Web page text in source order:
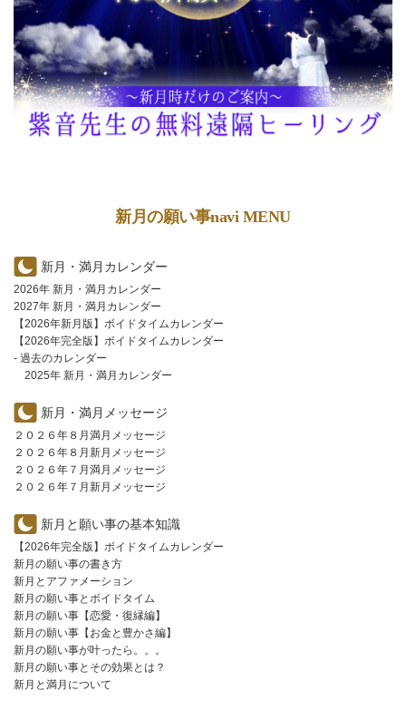
新月の願い事navi MENU
新月・満月カレンダー
2026年 新月・満月カレンダー
2027年 新月・満月カレンダー
【2026年新月版】ボイドタイムカレンダー
【2026年完全版】ボイドタイムカレンダー
- 過去のカレンダー
2025年 新月・満月カレンダー
新月・満月メッセージ
２０２６年８月満月メッセージ
２０２６年８月新月メッセージ
２０２６年７月満月メッセージ
２０２６年７月新月メッセージ
新月と願い事の基本知識
【2026年完全版】ボイドタイムカレンダー
新月の願い事の書き方
新月とアファメーション
新月の願い事とボイドタイム
新月の願い事【恋愛・復縁編】
新月の願い事【お金と豊かさ編】
新月の願い事が叶ったら。。。
新月の願い事とその効果とは？
新月と満月について